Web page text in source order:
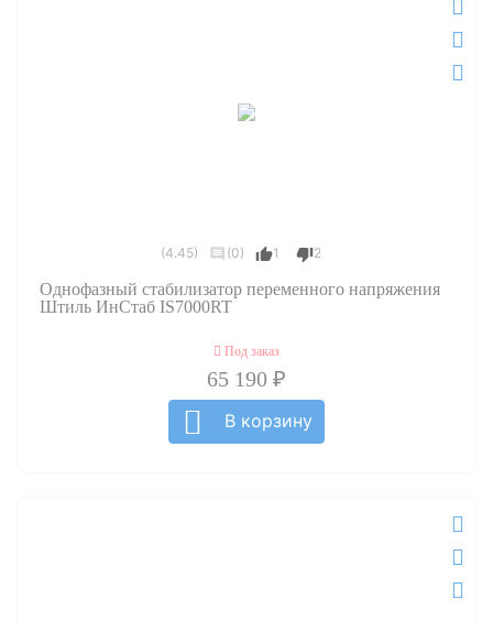
(4.45) (0) 1 2
Однофазный стабилизатор переменного напряжения
Штиль ИнСтаб IS7000RT
Под заказ
65 190 ₽
В корзину